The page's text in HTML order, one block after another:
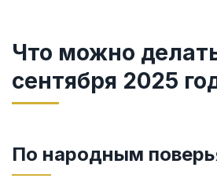
Что можно
сентября 2025
По народным